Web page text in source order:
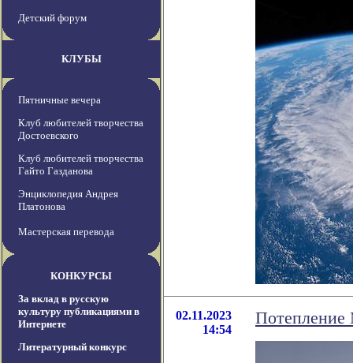
Детский форум
КЛУБЫ
Пятничные вечера
Клуб любителей творчества
Достоевского
Клуб любителей творчества
Гайто Газданова
Энциклопедия Андрея
Платонова
Мастерская перевода
КОНКУРСЫ
За вклад в русскую
культуру публикациями в
Интернете
Литературный конкурс
02.11.2023
14:54
Потепление